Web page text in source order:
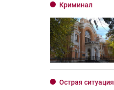
Криминал
Острая ситуация